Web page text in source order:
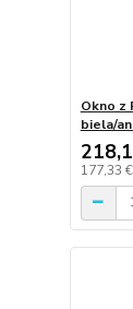
Okno z
biela/
177,33 €